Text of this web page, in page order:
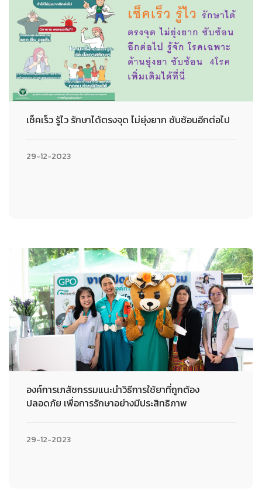
เช็คเร็ว รู้ไว รักษาได้ตรงจุด ไม่ยุ่งยาก ซับซ้อนอีกต่อไป
29-12-2023
องค์การเภสัชกรรมแนะนำวิธีการใช้ยาที่ถูกต้อง
ปลอดภัย เพื่อการรักษาอย่างมีประสิทธิภาพ
29-12-2023